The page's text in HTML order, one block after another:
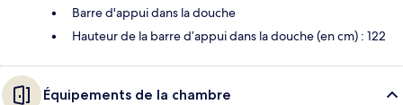
Barre d'appui dans la douche
Hauteur de la barre d’appui dans la douche (en cm) : 122
Équipements de la chambre